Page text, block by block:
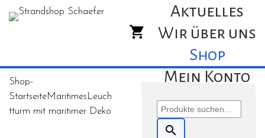
Aktuelles
Wir über uns
Shop
Mein Konto
Shop-
StartseiteMaritimes Leuch
tturm mit maritimer Deko
Suche
nach:
search